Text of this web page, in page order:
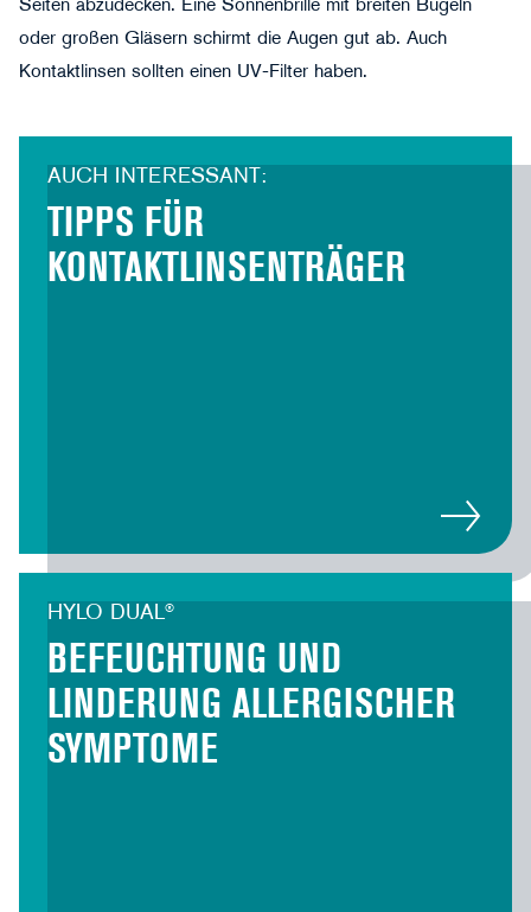
Seiten abzudecken. Eine Sonnenbrille mit breiten Bügeln
oder großen Gläsern schirmt die Augen gut ab. Auch
Kontaktlinsen sollten einen UV-Filter haben.
AUCH INTERESSANT:
TIPPS FÜR
KONTAKTLINSENTRÄGER
HYLO DUAL®
BEFEUCHTUNG UND
LINDERUNG ALLERGISCHER
SYMPTOME